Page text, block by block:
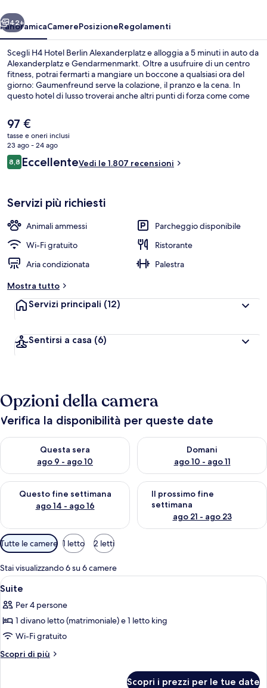
Avanti
42+
PanoramicaCamerePosizioneRegolamenti
Scegli H4 Hotel Berlin Alexanderplatz e alloggia a 5 minuti in auto da
Alexanderplatz e Gendarmenmarkt. Oltre a usufruire di un centro
fitness, potrai fermarti a mangiare un boccone a qualsiasi ora del
giorno: Gaumenfreund serve la colazione, il pranzo e la cena. In
questo hotel di lusso troverai anche altri punti di forza come come
molto il personale gentile e le condizioni generali. Approfitta dei
mezzi pubblici nelle vicinanze: Fermata del tram di S+U
Alexanderpl/Memhardstr. è a 3 min e Fermata del tram di
Mollstraße-Prenzlauer Allee a 4 min a piedi.
Il
prezzo
attuale
è
97 €
97 €
tasse e oneri inclusi
23 ago - 24 ago
Recensioni
8,88,8 su 10
EccellenteVedi le 1.807 recensioni
Servizi più richiesti
Animali ammessi
Parcheggio disponibile
Wi-Fi gratuito
Ristorante
Aria condizionata
Palestra
Mostra tutto
Servizi principali (12)
Sentirsi a casa (6)
Opzioni della camera
Verifica la disponibilità per queste date
Questa sera
ago 9 - ago 10
Verifica la disponibilità per questa sera, ago 9 - ago 10
Domani
ago 10 - ago 11
Verifica la disponibilità per
Questo fine settimana
ago 14 - ago 16
Verifica la disponibilità per questo fine settimana, ago 14 -
Il prossimo fine
settimana
ago 21 - ago 23
Verifica la disponibilità per il
Filtri
disponibili
per
le
camere
Tutte le camere 1 letto 2 letti
Stai visualizzando 6 su 6 camere
Apri
tutte
le
foto
per
Suite
Biancheria da letto ipoallergenica,
4
Suite
Per 4 persone
1 divano letto (matrimoniale) e 1 letto king
Wi-Fi gratuito
Scopri di più
Altri
Scopri i prezzi per le tue date